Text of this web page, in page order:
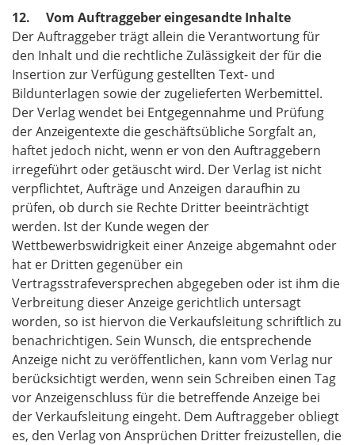
12. Vom Auftraggeber eingesandte Inhalte
Der Auftraggeber trägt allein die Verantwortung für
den Inhalt und die rechtliche Zulässigkeit der für die
Insertion zur Verfügung gestellten Text- und
Bildunterlagen sowie der zugelieferten Werbemittel.
Der Verlag wendet bei Entgegennahme und Prüfung
der Anzeigentexte die geschäftsübliche Sorgfalt an,
haftet jedoch nicht, wenn er von den Auftraggebern
irregeführt oder getäuscht wird. Der Verlag ist nicht
verpflichtet, Aufträge und Anzeigen daraufhin zu
prüfen, ob durch sie Rechte Dritter beeinträchtigt
werden. Ist der Kunde wegen der
Wettbewerbswidrigkeit einer Anzeige abgemahnt oder
hat er Dritten gegenüber ein
Vertragsstrafeversprechen abgegeben oder ist ihm die
Verbreitung dieser Anzeige gerichtlich untersagt
worden, so ist hiervon die Verkaufsleitung schriftlich zu
benachrichtigen. Sein Wunsch, die entsprechende
Anzeige nicht zu veröffentlichen, kann vom Verlag nur
berücksichtigt werden, wenn sein Schreiben einen Tag
vor Anzeigenschluss für die betreffende Anzeige bei
der Verkaufsleitung eingeht. Dem Auftraggeber obliegt
es, den Verlag von Ansprüchen Dritter freizustellen, die